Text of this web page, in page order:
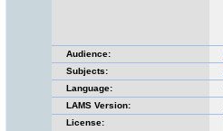
Audience:
Subjects:
Language:
LAMS Version:
License: